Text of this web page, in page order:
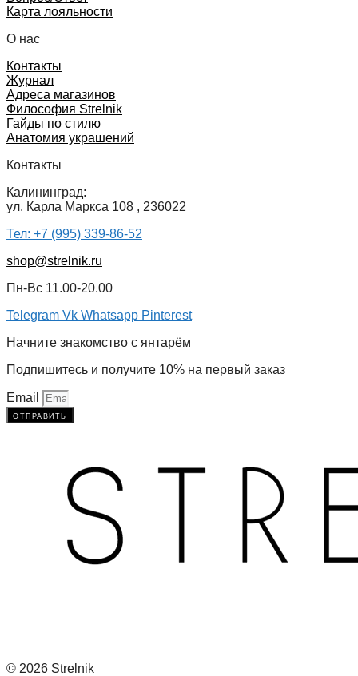
Карта лояльности
О нас
Контакты
Журнал
Адреса магазинов
Философия Strelnik
Гайды по стилю
Анатомия украшений
Контакты
Калининград:
ул. Карла Маркса 108 , 236022
Тел: +7 (995) 339-86-52
shop@strelnik.ru
Пн-Вс 11.00-20.00
Telegram Vk Whatsapp Pinterest
Начните знакомство с янтарём
Подпишитесь и получите 10% на первый заказ
Email
отправить
© 2026 Strelnik